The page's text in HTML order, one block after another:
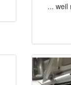
... weil